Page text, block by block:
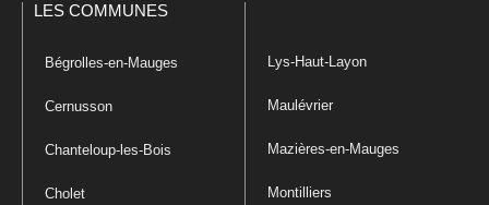
LES COMMUNES
Bégrolles-en-Mauges
Cernusson
Chanteloup-les-Bois
Cholet
Lys-Haut-Layon
Maulévrier
Mazières-en-Mauges
Montilliers